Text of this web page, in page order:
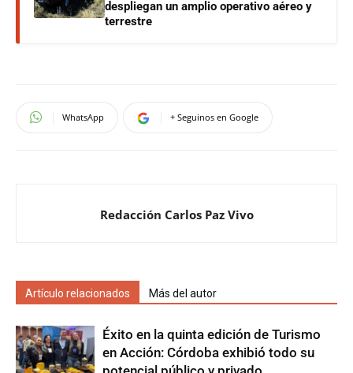
despliegan un amplio operativo aéreo y
terrestre
WhatsApp + Seguinos en Google
Redacción Carlos Paz Vivo
Artículo relacionados Más del autor
Éxito en la quinta edición de Turismo
en Acción: Córdoba exhibió todo su